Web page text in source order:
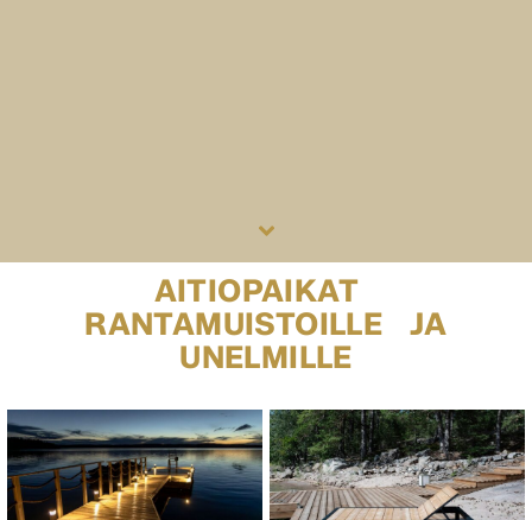
AITIOPAIKAT
RANTAMUISTOILLE JA
UNELMILLE